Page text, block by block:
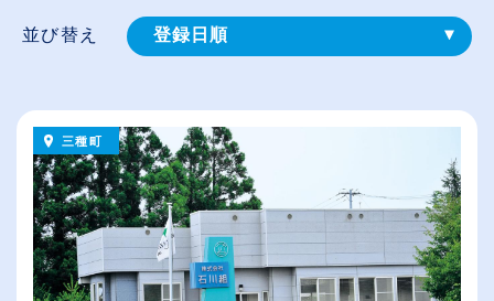
並び替え 登録⽇順
（⾼卒の給与を基準）
従業員が多い順
休日数が多い順
三種町